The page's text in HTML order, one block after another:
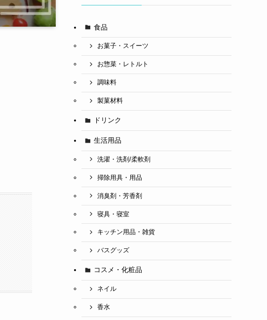
食品
お菓子・スイーツ
お惣菜・レトルト
調味料
製菓材料
ドリンク
生活用品
洗濯・洗剤/柔軟剤
掃除用具・用品
消臭剤・芳香剤
寝具・寝室
キッチン用品・雑貨
バスグッズ
コスメ・化粧品
ネイル
香水